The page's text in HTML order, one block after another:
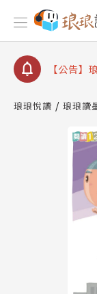
【公告】
停部分閱
【公告】
【公告】
請圖文教
【公告
停部分閱
琅琅悅讀 琅琅讀